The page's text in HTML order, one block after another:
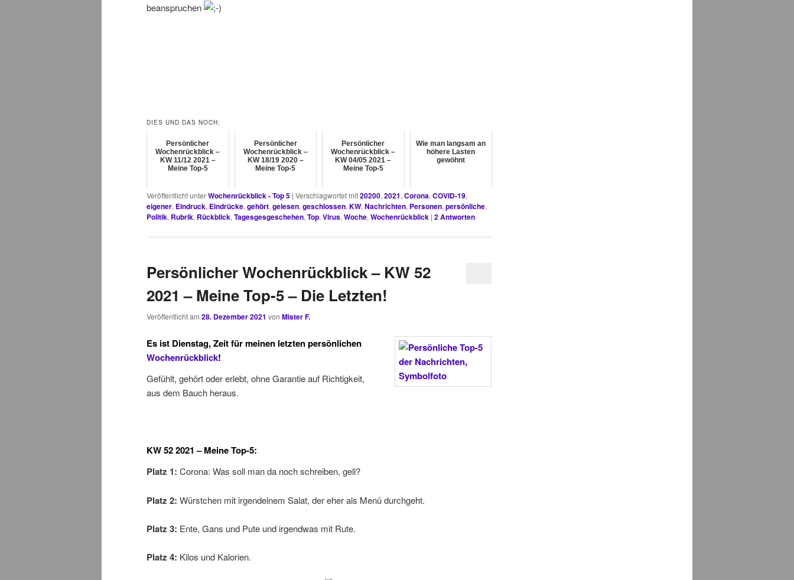
beanspruchen
DIES UND DAS NOCH:
Persönlicher
Wochenrückblick –
KW 11/12 2021 –
Meine Top-5
Persönlicher
Wochenrückblick –
KW 18/19 2020 –
Meine Top-5
Persönlicher
Wochenrückblick –
KW 04/05 2021 –
Meine Top-5
Wie man langsam an
höhere Lasten
gewöhnt
Veröffentlicht unterWochenrückblick - Top 5 | Verschlagwortet mit20200, 2021, Corona, COVID-19,
eigener, Eindruck, Eindrücke, gehört, gelesen, geschlossen, KW, Nachrichten, Personen, persönliche,
Politik, Rubrik, Rückblick, Tagesgesgeschehen, Top, Virus, Woche, Wochenrückblick | 2Antworten
Persönlicher Wochenrückblick – KW 52
2021 – Meine Top-5 – Die Letzten!
Veröffentlicht am 28. Dezember 2021 von Mister F.
Es ist Dienstag, Zeit für meinen letzten persönlichen
Wochenrückblick!
Gefühlt, gehört oder erlebt, ohne Garantie auf Richtigkeit,
aus dem Bauch heraus.
KW 522021 – Meine Top-5:
Platz 1: Corona: Was soll man da noch schreiben, gell?
Platz 2: Würstchen mit irgendeinem Salat, der eher als Menü durchgeht.
Platz 3: Ente, Gans und Pute und irgendwas mit Rute.
Platz 4: Kilos und Kalorien.